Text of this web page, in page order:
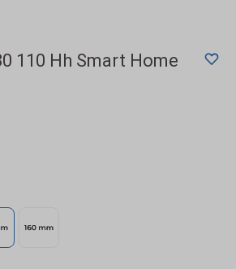
110 Hh Smart Home